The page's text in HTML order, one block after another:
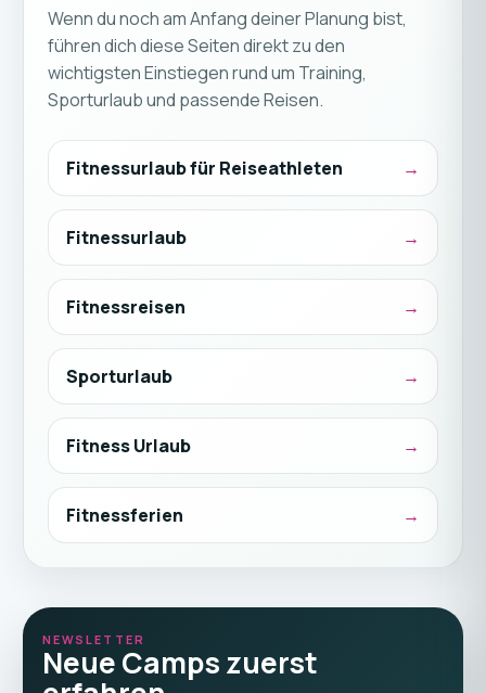
Wenn du noch am Anfang deiner Planung bist,
führen dich diese Seiten direkt zu den
wichtigsten Einstiegen rund um Training,
Sporturlaub und passende Reisen.
Fitnessurlaub für Reiseathleten
Fitnessurlaub
Fitnessreisen
Sporturlaub
Fitness Urlaub
Fitnessferien
NEWSLETTER
Neue Camps zuerst